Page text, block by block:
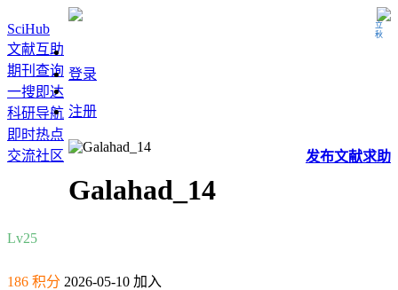
立秋
SciHub
文献互助
期刊查询
一搜即达
科研导航
即时热点
交流社区
登录
注册
发布文献求助
Galahad_14
Lv25
186 积分 2026-05-10 加入